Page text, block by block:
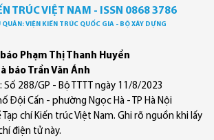
TRÚC VIỆT NAM - ISSN 0868 3786
QUẢN: VIỆN KIẾN TRÚC QUỐC GIA - BỘ XÂY DỰNG
Phạm Thị Thanh Huyền
báo Trần Văn Ánh
288/GP - Bộ TTTT ngày 11/8/2023
Đội Cấn - phường Ngọc Hà - TP Hà Nội
chí Kiến trúc Việt Nam. Ghi rõ nguồn khi lấy
điện tử này.